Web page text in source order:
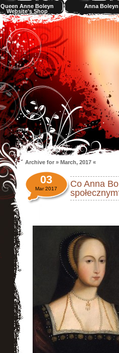
Queen Anne Boleyn
Website’s Shop
Anna Boleyn
Archive for » March, 2017 «
Co Anna
03
Mar 2017